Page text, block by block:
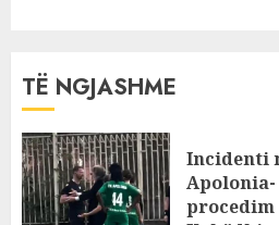
TË NGJASHME
Incidenti
procedim